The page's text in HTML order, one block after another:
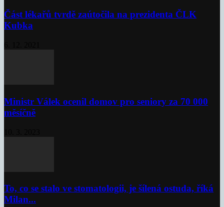
Část lékařů tvrdě zaútočila na prezidenta ČLK
Kubka
Ministr Válek ocenil domov pro seniory za 70 000
měsíčně
To, co se stalo ve stomatologii, je šílená ostuda, říká
Milan...